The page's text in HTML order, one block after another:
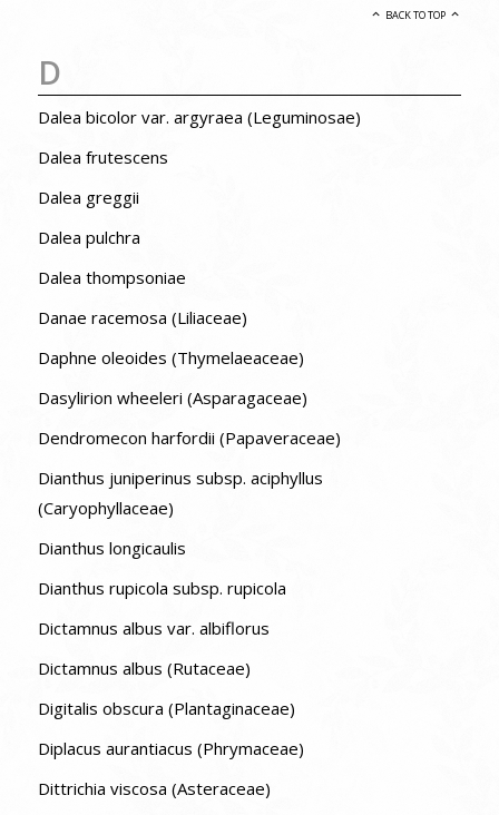
BACK TO TOP
D
Dalea bicolor var. argyraea (Leguminosae)
Dalea frutescens
Dalea greggii
Dalea pulchra
Dalea thompsoniae
Danae racemosa (Liliaceae)
Daphne oleoides (Thymelaeaceae)
Dasylirion wheeleri (Asparagaceae)
Dendromecon harfordii (Papaveraceae)
Dianthus juniperinus subsp. aciphyllus
(Caryophyllaceae)
Dianthus longicaulis
Dianthus rupicola subsp. rupicola
Dictamnus albus var. albiflorus
Dictamnus albus (Rutaceae)
Digitalis obscura (Plantaginaceae)
Diplacus aurantiacus (Phrymaceae)
Dittrichia viscosa (Asteraceae)